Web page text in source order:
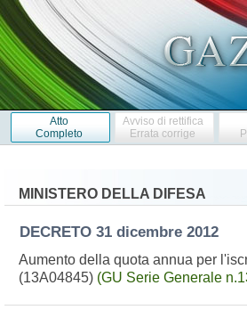
Atto
Completo
Avviso di rettifica
Errata corrige
MINISTERO DELLA DIFESA
DECRETO 31 dicembre 2012
Aumento della quota annua per
(13A04845) (GU Serie Generale